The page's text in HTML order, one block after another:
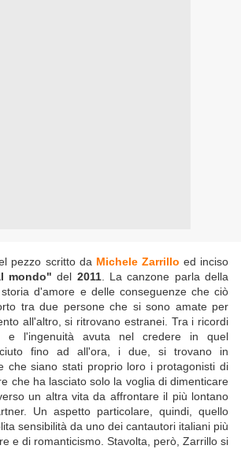
pezzo scritto da Michele Zarrillo ed inciso
mondo" del 2011. La canzone parla della
d'amore e delle conseguenze che ciò
tra due persone che si sono amate per
all'altro, si ritrovano estranei. Tra i ricordi
e l'ingenuità avuta nel credere in quel
fino ad all'ora, i due, si trovano in
che siano stati proprio loro i protagonisti di
che ha lasciato solo la voglia di dimenticare
un altra vita da affrontare il più lontano
Un aspetto particolare, quindi, quello
sensibilità da uno dei cantautori italiani più
e di romanticismo. Stavolta, però, Zarrillo si